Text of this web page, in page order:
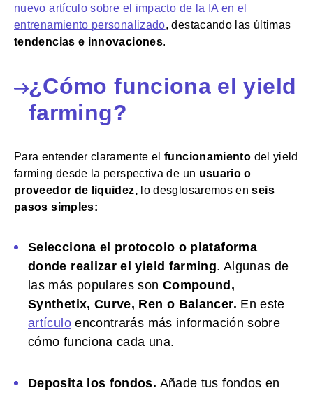
nuevo artículo sobre el impacto de la IA en el
entrenamiento personalizado, destacando las últimas
tendencias e innovaciones.
¿Cómo funciona el yield
farming?
Para entender claramente elfuncionamiento del yield
farming desde la perspectiva de un usuario o
proveedor de liquidez,lo desglosaremos enseis
pasos simples:
Selecciona el protocolo o plataforma
donde realizar el yield farming. Algunas de
las más populares son Compound,
Synthetix, Curve, Ren o Balancer. En este
artículoencontrarás más información sobre
cómo funciona cada una.
Deposita los fondos. Añade tus fondos en